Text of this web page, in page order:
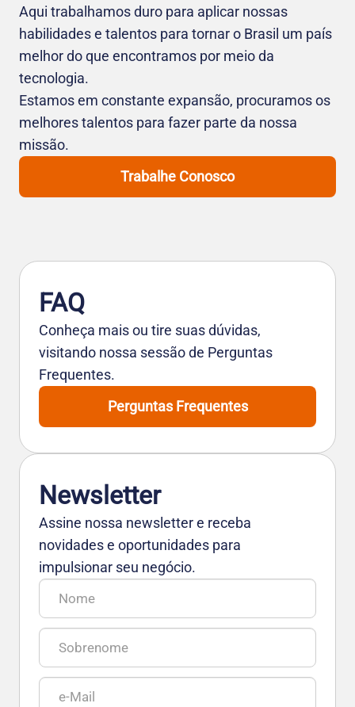
Aqui trabalhamos duro para aplicar nossas
habilidades e talentos para tornar o Brasil um país
melhor do que encontramos por meio da
tecnologia.
Estamos em constante expansão, procuramos os
melhores talentos para fazer parte da nossa
missão.
Trabalhe Conosco
FAQ
Conheça mais ou tire suas dúvidas,
visitando nossa sessão de Perguntas
Frequentes.
Perguntas Frequentes
Newsletter
Assine nossa newsletter e receba
novidades e oportunidades para
impulsionar seu negócio.